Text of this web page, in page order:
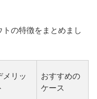
の特徴をまとめまし
メリッ
おすすめの
ケース